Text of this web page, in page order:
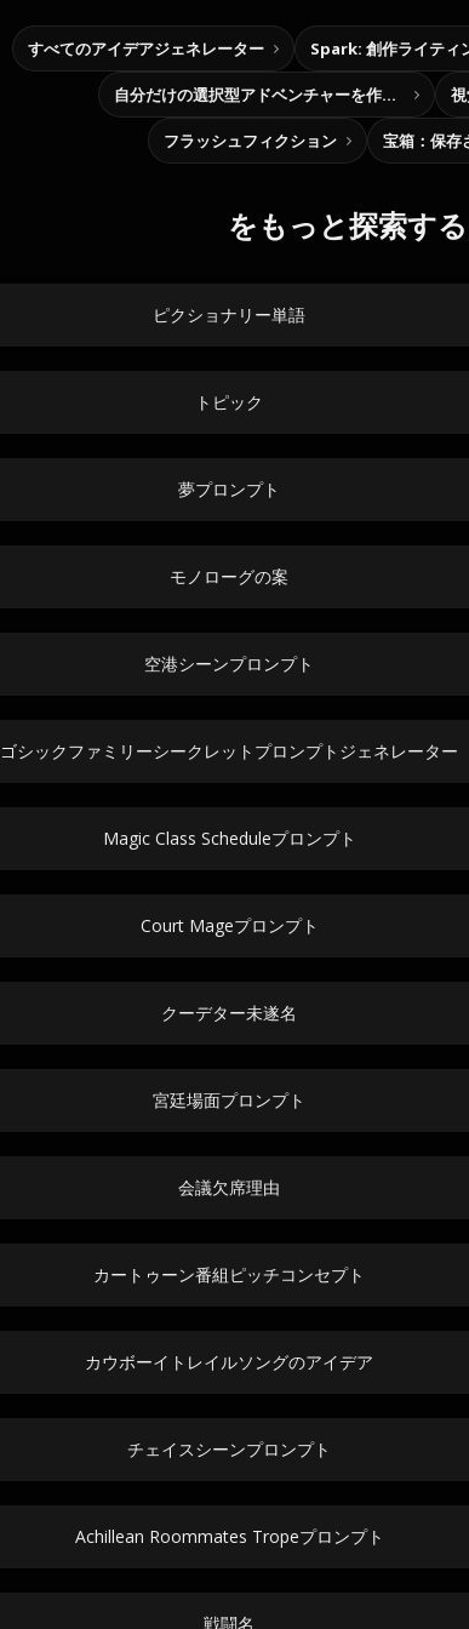
すべてのアイデアジェネレーター Spark: 創作ライティ
自分だけの選択型アドベンチャーを作ろう
フラッシュフィクション 宝箱：保存
をもっと探索す
ピクショナリー単語
トピック
夢プロンプト
モノローグの案
空港シーンプロンプト
ゴシックファミリーシークレットプロンプトジェネレーター
Magic Class Scheduleプロンプト
Court Mageプロンプト
クーデター未遂名
宮廷場面プロンプト
会議欠席理由
カートゥーン番組ピッチコンセプト
カウボーイトレイルソングのアイデア
チェイスシーンプロンプト
Achillean Roommates Tropeプロンプト
戦闘名